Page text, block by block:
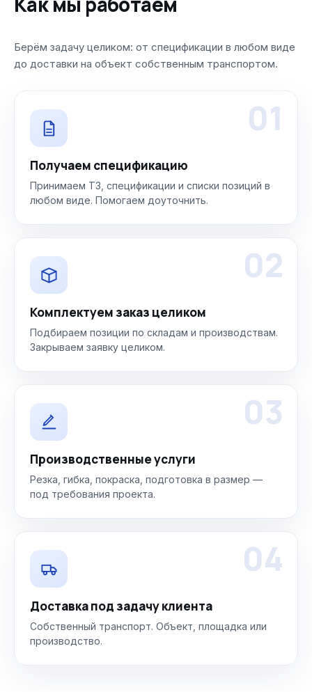
Берём задачу целиком: от спецификации в любом виде
до доставки на объект собственным транспортом.
01
Получаем спецификацию
Принимаем ТЗ, спецификации и списки позиций в
любом виде. Помогаем доуточнить.
02
Комплектуем заказ целиком
Подбираем позиции по складам и производствам.
Закрываем заявку целиком.
03
Производственные услуги
Резка, гибка, покраска, подготовка в размер —
под требования проекта.
04
Доставка под задачу клиента
Собственный транспорт. Объект, площадка или
производство.